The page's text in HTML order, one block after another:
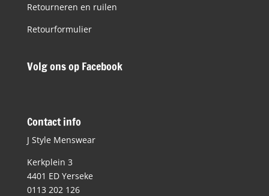
Retourneren en ruilen
Retourformulier
Volg ons op Facebook
Contact info
J Style Menswear
Kerkplein 3
4401 ED Yerseke
0113 202 126